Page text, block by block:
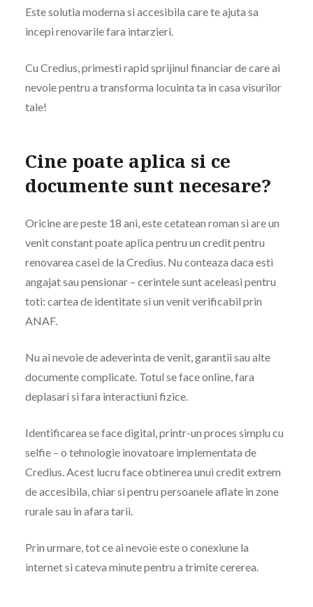
Este solutia moderna si accesibila care te ajuta sa
incepi renovarile fara intarzieri.
Cu Credius, primesti rapid sprijinul financiar de care ai
nevoie pentru a transforma locuinta ta in casa visurilor
tale!
Cine poate aplica si ce
documente sunt necesare?
Oricine are peste 18 ani, este cetatean roman si are un
venit constant poate aplica pentru un credit pentru
renovarea casei de la Credius. Nu conteaza daca esti
angajat sau pensionar – cerintele sunt aceleasi pentru
toti: cartea de identitate si un venit verificabil prin
ANAF.
Nu ai nevoie de adeverinta de venit, garantii sau alte
documente complicate. Totul se face online, fara
deplasari si fara interactiuni fizice.
Identificarea se face digital, printr-un proces simplu cu
selfie – o tehnologie inovatoare implementata de
Credius. Acest lucru face obtinerea unui credit extrem
de accesibila, chiar si pentru persoanele aflate in zone
rurale sau in afara tarii.
Prin urmare, tot ce ai nevoie este o conexiune la
internet si cateva minute pentru a trimite cererea.